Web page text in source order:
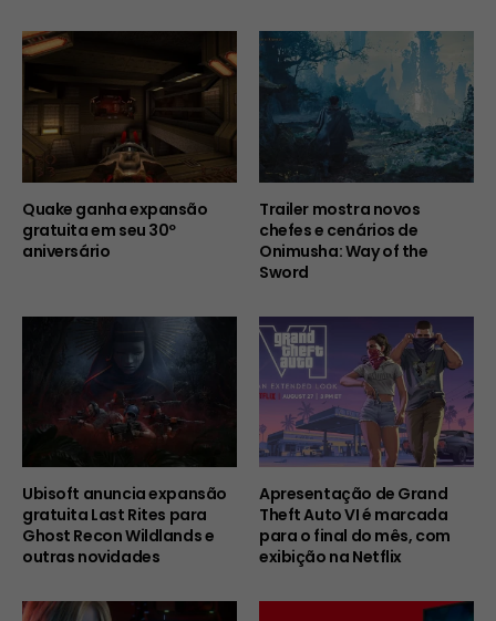
Quake ganha expansão
gratuita em seu 30º
aniversário
Trailer mostra novos
chefes e cenários de
Onimusha: Way of the
Sword
Ubisoft anuncia expansão
gratuita Last Rites para
Ghost Recon Wildlands e
outras novidades
Apresentação de Grand
Theft Auto VI é marcada
para o final do mês, com
exibição na Netflix